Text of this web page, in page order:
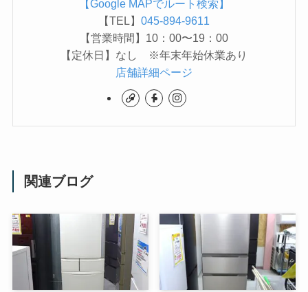
【Google MAPでルート検索】
【TEL】 045-894-9611
【営業時間】10：00〜19：00
【定休日】なし ※年末年始休業あり
店舗詳細ページ
関連ブログ